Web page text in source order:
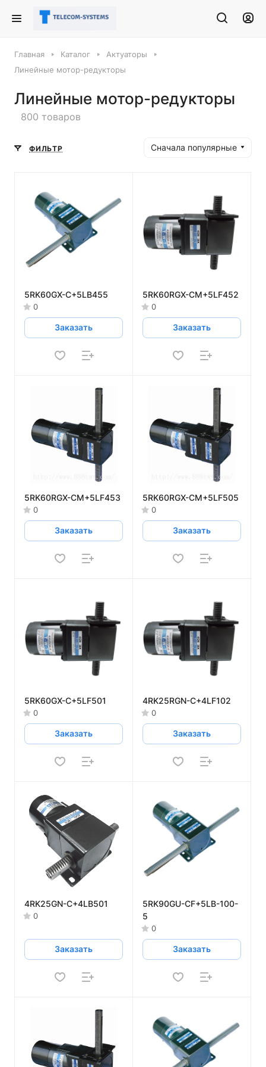
Главная Каталог
Актуаторы
Линейные мотор-редукторы
Линейные мотор-редукторы
800 товаров
ФИЛЬТР Сначала популярные
5RK60GX-C+5LB455
0
Заказать
5RK60RGX-CM+5LF452
0
Заказать
5RK60RGX-CM+5LF453
0
Заказать
5RK60RGX-CM+5LF505
0
Заказать
5RK60GX-C+5LF501
0
Заказать
4RK25RGN-C+4LF102
0
Заказать
4RK25GN-C+4LB501
0
Заказать
5RK90GU-CF+5LB-100-
5
0
Заказать